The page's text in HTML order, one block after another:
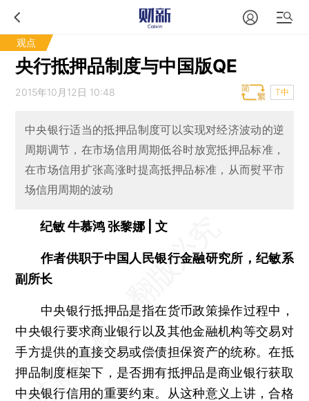
观点
央行抵押品制度与中国版QE
2015年10月12日 10:48 T中
中央银行适当的抵押品制度可以实现对经济波动的逆
周期调节，在市场信用周期低谷时放宽抵押品标准，
在市场信用扩张高涨时提高抵押品标准，从而熨平市
场信用周期的波动
纪敏 牛慕鸿 张黎娜 | 文
作者供职于中国人民银行金融研究所，纪敏系
副所长
中央银行抵押品是指在货币政策操作过程中，
中央银行要求商业银行以及其他金融机构等交易对
手方提供的直接交易或偿债担保资产的统称。在抵
押品制度框架下，是否拥有抵押品是商业银行获取
中央银行信用的重要约束。从这种意义上讲，合格